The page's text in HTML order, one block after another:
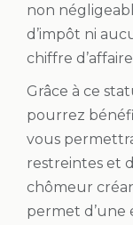
non
d’impôt ni
chiffre
Grâce à ce
pourrez
vous
restreintes et
chômeur
permet d’une